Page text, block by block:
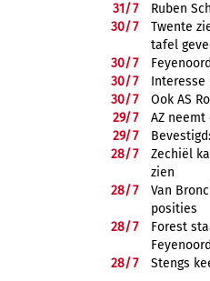
31/7
Ruben
30/7
Twente
tafel
30/7
30/7
Interesse
30/7
Ook AS
29/7
AZ neemt
29/7
28/7
Zechiël
zien
28/7
Van
posities
28/7
Forest
Feyenoord
28/7 Stengs